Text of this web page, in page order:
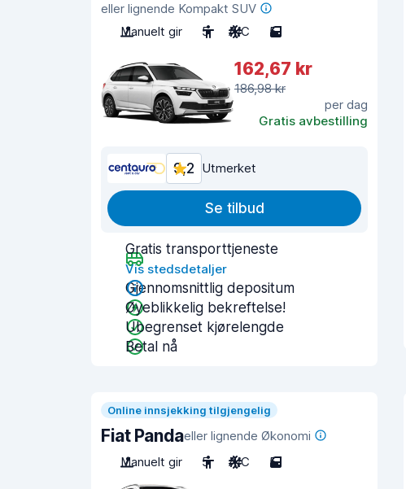
eller lignende Kompakt SUV
Manuelt gir
5 A/C 5
162,67 kr
186,98 kr
per dag
Gratis avbestilling
9,2 Utmerket
Se tilbud
Gratis transporttjeneste
Vis stedsdetaljer
Gjennomsnittlig depositum
Øyeblikkelig bekreftelse!
Ubegrenset kjørelengde
Betal nå
Online innsjekking tilgjengelig
Fiat Pandaeller lignende Økonomi
Manuelt gir
5 A/C 5